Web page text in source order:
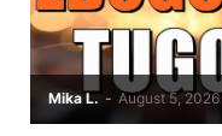
Mika L. - August 5, 2026